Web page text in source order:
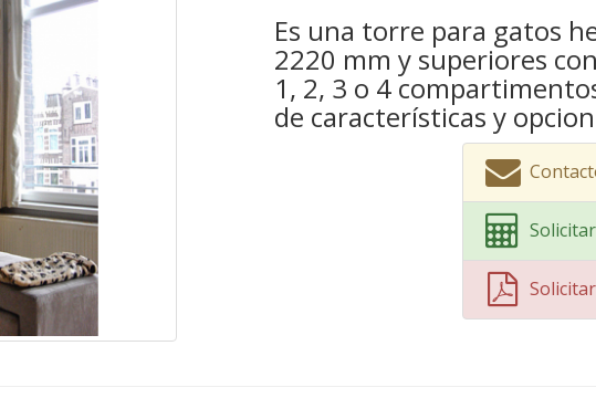
Es una torre para gatos
2220 mm y superiores
1, 2, 3 o 4
de características y